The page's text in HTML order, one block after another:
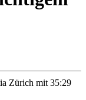
Zürich mit 35:29